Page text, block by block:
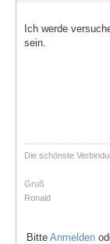
Ich werde
sein.
Die schönste
Gruß
Ronald
Bitte Anmelden